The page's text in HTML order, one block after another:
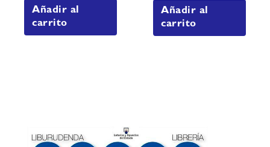
Añadir al
carrito
Añadir al
carrito